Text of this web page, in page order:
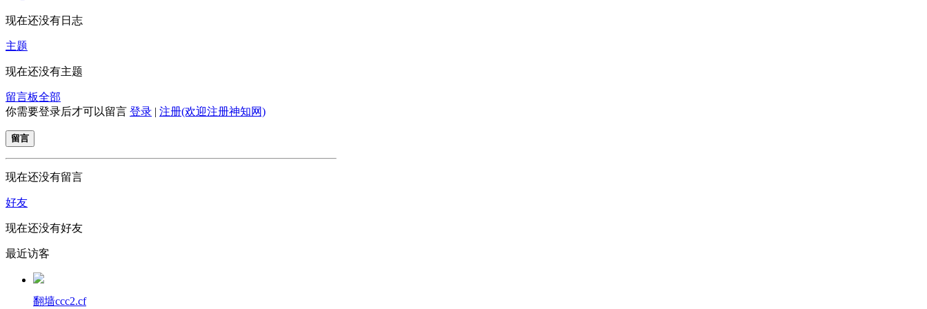
现在还没有日志
主题
现在还没有主题
留言板全部
你需要登录后才可以留言 登录 | 注册(欢迎注册神知网)
留言
现在还没有留言
好友
现在还没有好友
最近访客
翻墙ccc2.cf